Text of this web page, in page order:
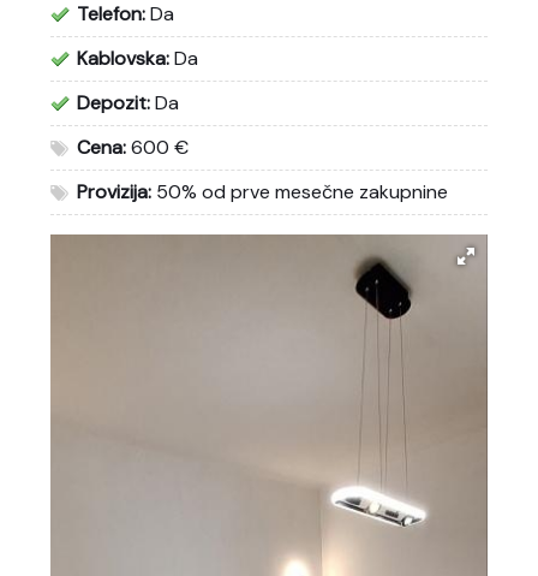
Telefon:Da
Kablovska:Da
Depozit:Da
Cena:600 €
Provizija: 50% od prve mesečne zakupnine